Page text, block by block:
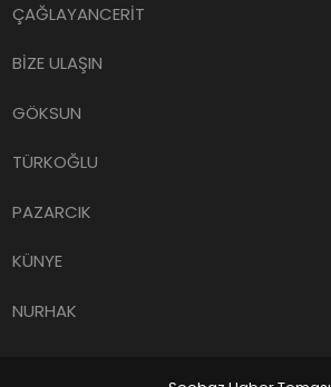
ÇAĞLAYANCERİT
BİZE ULAŞIN
GÖKSUN
TÜRKOĞLU
PAZARCIK
KÜNYE
NURHAK